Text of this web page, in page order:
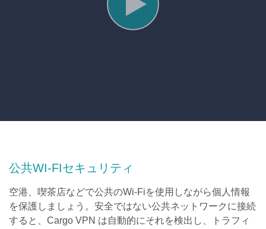
公共WI-FIセキュリティ
空港、喫茶店などで公共のWi-Fiを使用しながら個人情報
を保護しましょう。安全ではない公共ネットワークに接続
すると、Cargo VPN は自動的にそれを検出し、トラフィ